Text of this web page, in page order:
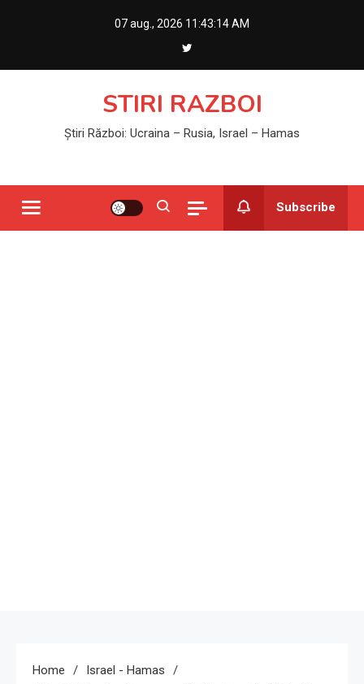
07 aug., 2026 11:43:14 AM
STIRI RAZBOI
Știri Război: Ucraina – Rusia, Israel – Hamas
Subscribe
Home
Israel - Hamas